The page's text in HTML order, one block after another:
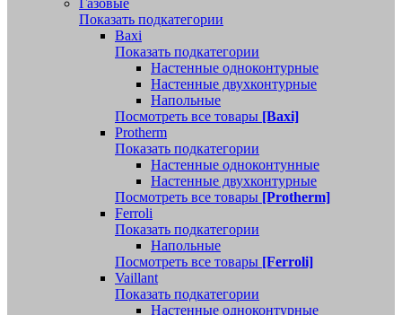
Газовые
Показать подкатегории
Baxi
Показать подкатегории
Настенные одноконтурные
Настенные двухконтурные
Напольные
Посмотреть все товары [Baxi]
Protherm
Показать подкатегории
Настенные одноконтунные
Настенные двухконтурные
Посмотреть все товары [Protherm]
Ferroli
Показать подкатегории
Напольные
Посмотреть все товары [Ferroli]
Vaillant
Показать подкатегории
Настенные одноконтурные